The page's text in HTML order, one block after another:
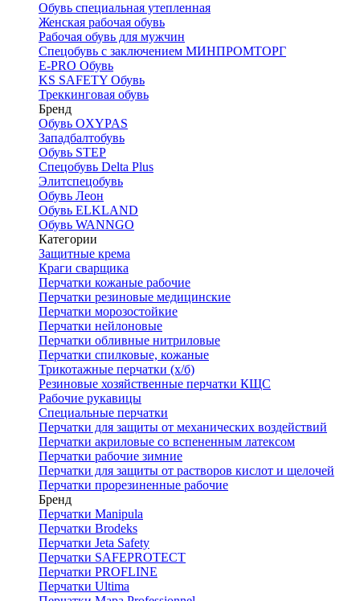
Обувь специальная утепленная
Женская рабочая обувь
Рабочая обувь для мужчин
Спецобувь с заключением МИНПРОМТОРГ
E-PRO Обувь
KS SAFETY Обувь
Треккинговая обувь
Бренд
Обувь OXYPAS
Западбалтобувь
Обувь STEP
Спецобувь Delta Plus
Элитспецобувь
Обувь Леон
Обувь ELKLAND
Обувь WANNGO
Категории
Защитные крема
Краги сварщика
Перчатки кожаные рабочие
Перчатки резиновые медицинские
Перчатки морозостойкие
Перчатки нейлоновые
Перчатки обливные нитриловые
Перчатки спилковые, кожаные
Трикотажные перчатки (х/б)
Резиновые хозяйственные перчатки КЩС
Рабочие рукавицы
Специальные перчатки
Перчатки для защиты от механических воздействий
Перчатки акриловые со вспененным латексом
Перчатки рабочие зимние
Перчатки для защиты от растворов кислот и щелочей
Перчатки прорезиненные рабочие
Бренд
Перчатки Manipula
Перчатки Brodeks
Перчатки Jeta Safety
Перчатки SAFEPROTECT
Перчатки PROFLINE
Перчатки Ultima